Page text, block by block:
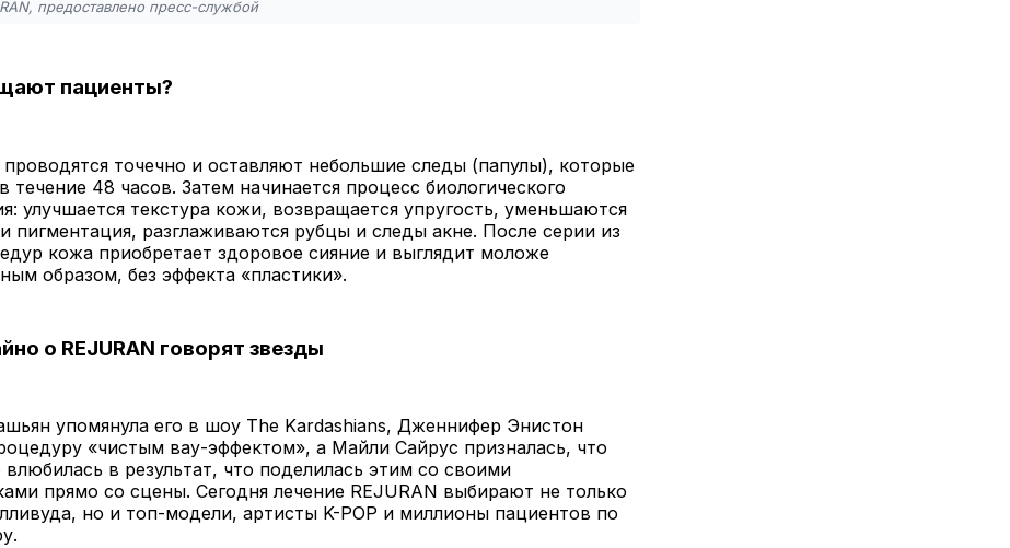
предоставлено пресс-службой
пациенты?
точечно и оставляют небольшие следы (папулы), которые
течение 48 часов. Затем начинается процесс биологического
улучшается текстура кожи, возвращается упругость, уменьшаются
пигментация, разглаживаются рубцы и следы акне. После серии из
кожа приобретает здоровое сияние и выглядит моложе
образом, без эффекта «пластики».
о REJURAN говорят звезды
упомянула его в шоу The Kardashians, Дженнифер Энистон
«чистым вау-эффектом», а Майли Сайрус призналась, что
влюбилась в результат, что поделилась этим со своими
прямо со сцены. Сегодня лечение REJURAN выбирают не только
но и топ-модели, артисты K-POP и миллионы пациентов по